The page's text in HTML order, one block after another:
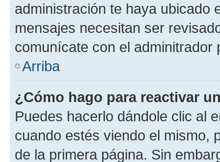
administración te haya ubicado
mensajes necesitan ser
comunícate con el
Arriba
¿Cómo hago para reactivar
Puedes hacerlo dándole clic al
cuando estés viendo el mismo,
de la primera página. Sin